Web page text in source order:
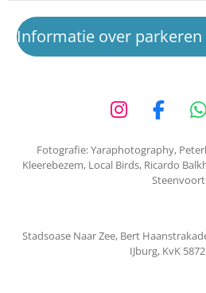
Informatie over
I
s
t
r
F
c
e
o
k
W
a
t
p
p
Fotografie: Yaraphotography,
Kleerebezem, Local Birds, Ricardo
Steenvoort
Stadsoase Naar Zee, Bert
IJburg, KvK